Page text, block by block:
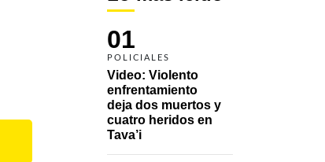
01
POLICIALES
Video: Violento
enfrentamiento
deja dos muertos y
cuatro heridos en
Tava’i